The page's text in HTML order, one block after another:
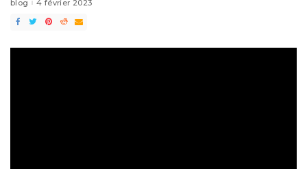
blog 4 février 2023